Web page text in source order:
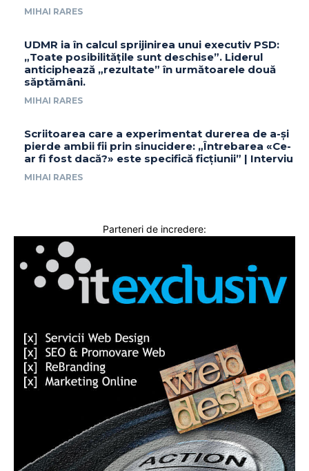
MIHAI RARES
UDMR ia în calcul sprijinirea unui executiv PSD:
„Toate posibilitățile sunt deschise”. Liderul
anticiphează „rezultate” în următoarele două
săptămâni.
MIHAI RARES
Scriitoarea care a experimentat durerea de a-și
pierde ambii fii prin sinucidere: „Întrebarea «Ce-
ar fi fost dacă?» este specifică ficțiunii” | Interviu
MIHAI RARES
Parteneri de incredere: